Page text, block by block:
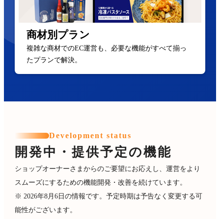
商材別プラン
複雑な商材でのEC運営も、必要な機能がすべて揃っ
たプランで解決。
Development status
開発中・提供予定の機能
ショップオーナーさまからのご要望にお応えし、運営をより
スムーズにするための機能開発・改善を続けています。
※ 2026年8月6日の情報です。予定時期は予告なく変更する可
能性がございます。